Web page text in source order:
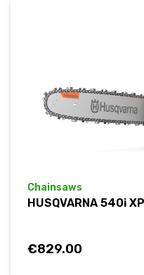
Chainsaws
HUSQVARNA 540i
€829.00